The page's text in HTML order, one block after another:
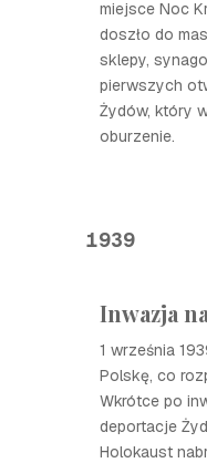
miejsce Noc
doszło do
sklepy,
pierwszych
Żydów, który
oburzenie.
1939
Inwazja
1 września
Polskę, co
Wkrótce po
deportacje
Holokaust